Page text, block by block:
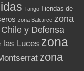
Tango Tiendas de
zona Balcarce zona
y Defensa
las Luces zona
zona